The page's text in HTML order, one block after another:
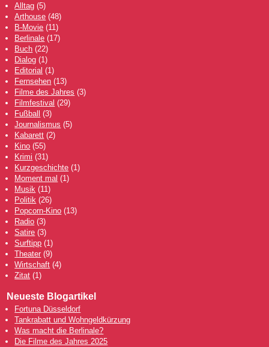
Alltag (5)
Arthouse (48)
B-Movie (11)
Berlinale (17)
Buch (22)
Dialog (1)
Editorial (1)
Fernsehen (13)
Filme des Jahres (3)
Filmfestival (29)
Fußball (3)
Journalismus (5)
Kabarett (2)
Kino (55)
Krimi (31)
Kurzgeschichte (1)
Moment mal (1)
Musik (11)
Politik (26)
Popcorn-Kino (13)
Radio (3)
Satire (3)
Surftipp (1)
Theater (9)
Wirtschaft (4)
Zitat (1)
Neueste Blogartikel
Fortuna Düsseldorf
Tankrabatt und Wohngeldkürzung
Was macht die Berlinale?
Die Filme des Jahres 2025